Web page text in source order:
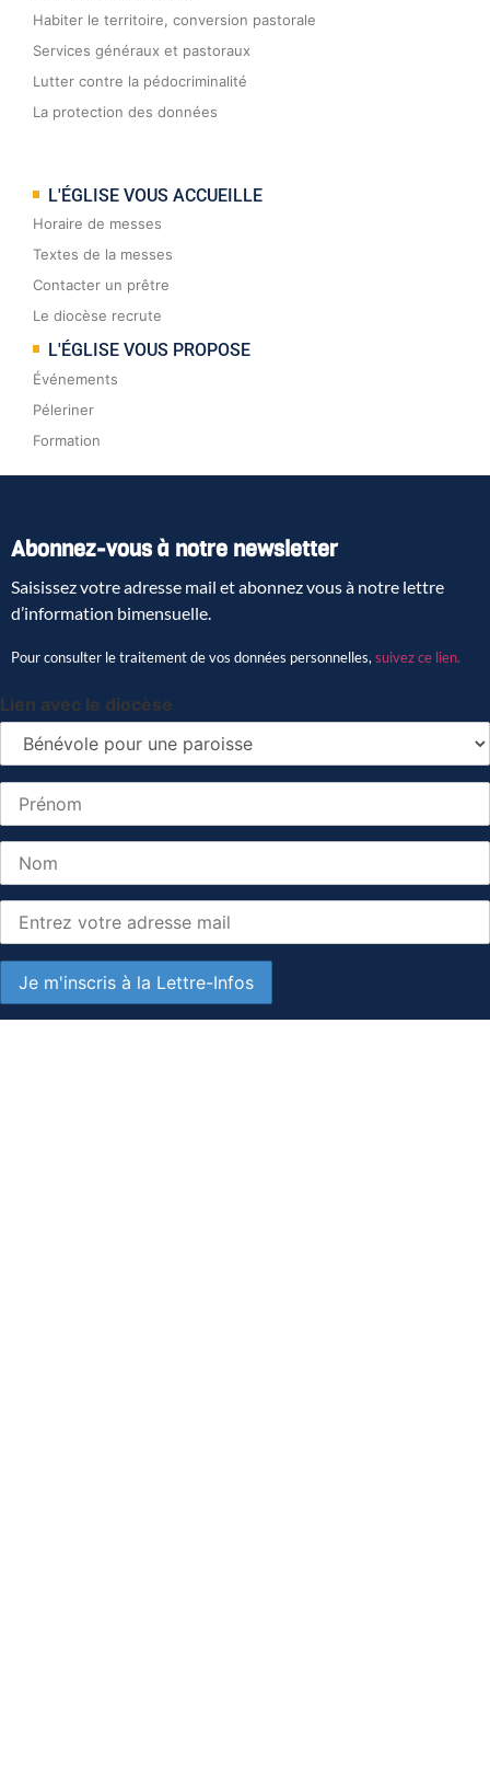
Habiter le territoire, conversion pastorale
Services généraux et pastoraux
Lutter contre la pédocriminalité
La protection des données
L'ÉGLISE VOUS ACCUEILLE
Horaire de messes
Textes de la messes
Contacter un prêtre
Le diocèse recrute
L'ÉGLISE VOUS PROPOSE
Événements
Péleriner
Formation
Abonnez-vous à notre newsletter
Saisissez votre adresse mail et abonnez vous à notre lettre
d’information bimensuelle.
Pour consulter le traitement de vos données personnelles, suivez ce lien.
Lien avec le diocèse